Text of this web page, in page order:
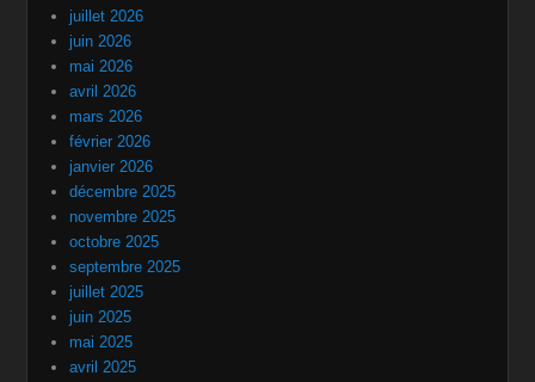
juillet 2026
juin 2026
mai 2026
avril 2026
mars 2026
février 2026
janvier 2026
décembre 2025
novembre 2025
octobre 2025
septembre 2025
juillet 2025
juin 2025
mai 2025
avril 2025